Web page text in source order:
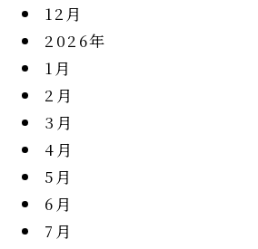
12月
2026年
1月
2月
3月
4月
5月
6月
7月